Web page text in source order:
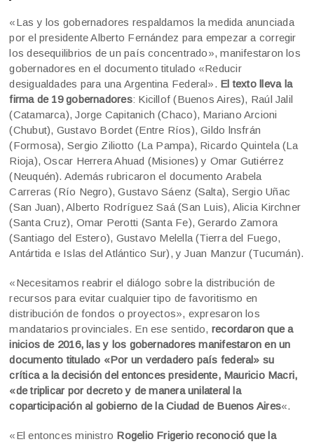
«Las y los gobernadores respaldamos la medida anunciada
por el presidente Alberto Fernández para empezar a corregir
los desequilibrios de un país concentrado», manifestaron los
gobernadores en el documento titulado «Reducir
desigualdades para una Argentina Federal». El texto lleva la
firma de 19 gobernadores: Kicillof (Buenos Aires), Raúl Jalil
(Catamarca), Jorge Capitanich (Chaco), Mariano Arcioni
(Chubut), Gustavo Bordet (Entre Ríos), Gildo lnsfrán
(Formosa), Sergio Ziliotto (La Pampa), Ricardo Quintela (La
Rioja), Oscar Herrera Ahuad (Misiones) y Omar Gutiérrez
(Neuquén). Además rubricaron el documento Arabela
Carreras (Río Negro), Gustavo Sáenz (Salta), Sergio Uñac
(San Juan), Alberto Rodríguez Saá (San Luis), Alicia Kirchner
(Santa Cruz), Omar Perotti (Santa Fe), Gerardo Zamora
(Santiago del Estero), Gustavo Melella (Tierra del Fuego,
Antártida e Islas del Atlántico Sur), y Juan Manzur (Tucumán).
«Necesitamos reabrir el diálogo sobre la distribución de
recursos para evitar cualquier tipo de favoritismo en
distribución de fondos o proyectos», expresaron los
mandatarios provinciales. En ese sentido, recordaron que a
inicios de 2016, las y los gobernadores manifestaron en un
documento titulado «Por un verdadero país federal» su
crítica a la decisión del entonces presidente, Mauricio Macri,
«de triplicar por decreto y de manera unilateral la
coparticipación al gobierno de la Ciudad de Buenos Aires«.
«El entonces ministro Rogelio Frigerio reconoció que la